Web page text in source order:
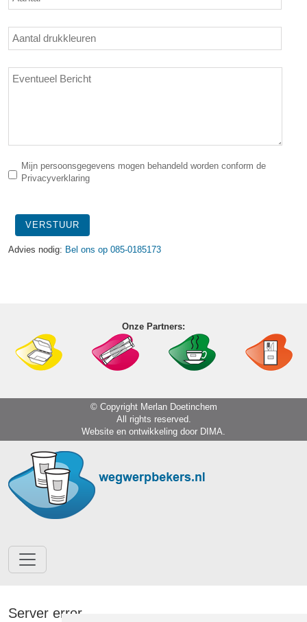
Mijn persoonsgegevens mogen behandeld worden conform de
Privacyverklaring
VERSTUUR
Advies nodig: Bel ons op 085-0185173
Onze Partners:
© Copyright Merlan Doetinchem
All rights reserved.
Website en ontwikkeling door DIMA.
Server error